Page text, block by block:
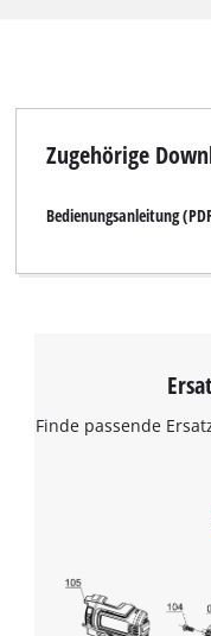
geeignet.
Zugehörige
Bedienungsanleitung
Finde passende